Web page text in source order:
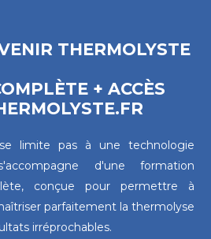
THERMOLYSTE
+ ACCÈS
limite pas à une technologie
d'une formation
conçue pour permettre à
parfaitement la thermolyse
irréprochables.